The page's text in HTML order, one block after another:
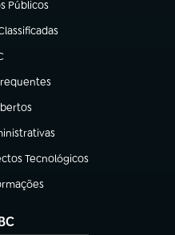
Públicos
aba)
aba)
em nova aba)
aba)
aba)
aba)
Tecnológicos
aba)